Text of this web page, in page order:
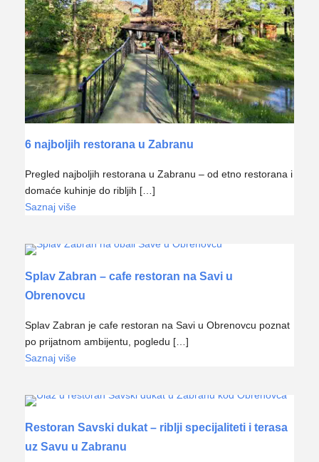
6 najboljih restorana u Zabranu
Pregled najboljih restorana u Zabranu – od etno restorana i
domaće kuhinje do ribljih […]
Saznaj više
Splav Zabran – cafe restoran na Savi u
Obrenovcu
Splav Zabran je cafe restoran na Savi u Obrenovcu poznat
po prijatnom ambijentu, pogledu […]
Saznaj više
Restoran Savski dukat – riblji specijaliteti i terasa
uz Savu u Zabranu